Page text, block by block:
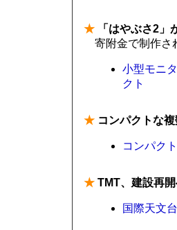
★ 「はやぶさ2」
寄附金で制作さ
小型モニ
クト
★ コンパクトな
コンパク
★ TMT、建設再
国際天文